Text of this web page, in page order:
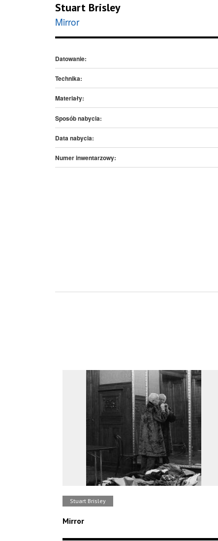
Stuart Brisley
Mirror
Datowanie:
Technika:
Materiały:
Sposób nabycia:
Data nabycia:
Numer inwentarzowy:
Stuart Brisley
Mirror